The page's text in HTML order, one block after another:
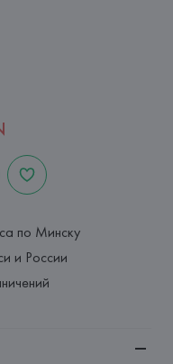
по Минску
и России